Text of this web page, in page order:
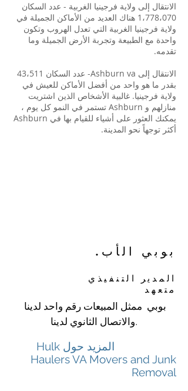
الانتقال إلى ولاية فرجينيا الغربية - عدد السكان
1،778،070 هناك العديد من الأماكن الجميلة في
ولاية فرجينيا الغربية التي تعدل الهروب وتكون
واحدة مع الطبيعة وتجربة الأرض الجميلة وما
تقدمه.
الانتقال إلى Ashburn va- عدد السكان 43،511
بقدر ما هو واحد من أفضل الأماكن للعيش في
ولاية فرجينيا. غالبية الأشخاص الذين اشتريت
منازلهم و Ashburn تستمر في النمو كل يوم ،
يمكنك العثور على أشياء للقيام بها في Ashburn
أكثر توجهاً نحو المدينة.
بوبي الأب.
المدير التنفيذي
متعهد
والاتصال الثانوي لدينا.
المزيد حول Hulk
Haulers VA Movers and Junk
Removal